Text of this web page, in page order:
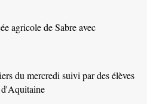
agricole de Sabre avec
du mercredi suivi par des élèves